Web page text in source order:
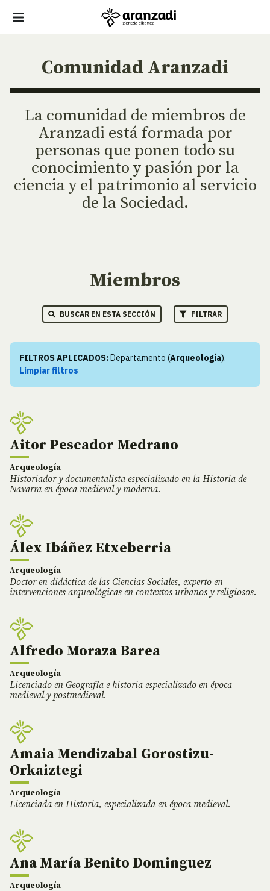
Comunidad Aranzadi
La comunidad de miembros de
Aranzadi está formada por
personas que ponen todo su
conocimiento y pasión por la
ciencia y el patrimonio al servicio
de la Sociedad.
Miembros
BUSCAR EN ESTA SECCIÓN FILTRAR
FILTROS APLICADOS:Departamento (Arqueología).
Limpiar filtros
Aitor Pescador Medrano
Arqueología
Historiador y documentalista especializado en la Historia de
Navarra en época medieval y moderna.
Álex Ibáñez Etxeberria
Arqueología
Doctor en didáctica de las Ciencias Sociales, experto en
intervenciones arqueológicas en contextos urbanos y religiosos.
Alfredo Moraza Barea
Arqueología
Licenciado en Geografía e historia especializado en época
medieval y postmedieval.
Amaia Mendizabal Gorostizu-
Orkaiztegi
Arqueología
Licenciada en Historia, especializada en época medieval.
Ana María Benito Dominguez
Arqueología